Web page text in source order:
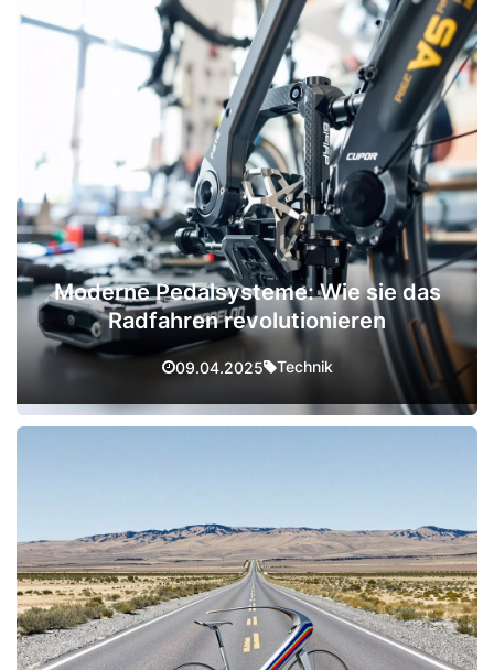
Moderne Pedalsysteme: Wie sie das
Radfahren revolutionieren
09.04.2025 Technik